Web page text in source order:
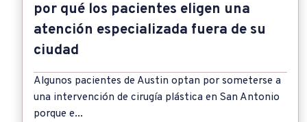
por qué los pacientes eligen una
atención especializada fuera de su
ciudad
Algunos pacientes de Austin optan por someterse a
una intervención de cirugía plástica en San Antonio
porque e...